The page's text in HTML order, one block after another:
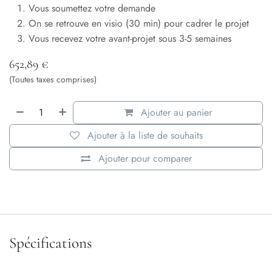
Vous soumettez votre demande
On se retrouve en visio (30 min) pour cadrer le projet
Vous recevez votre avant-projet sous 3-5 semaines
652,89 €
(Toutes taxes comprises)
Ajouter au panier
Ajouter pour comparer
Ajouter à la liste de souhaits
Spécifications